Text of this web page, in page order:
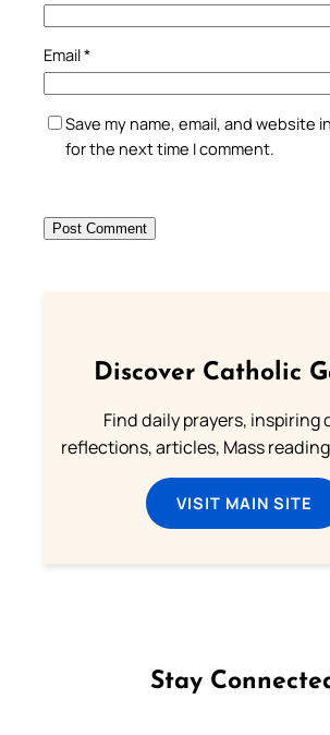
Email*
Save my name, email, and website
for the next time I comment.
Discover Catholic
Find daily prayers, inspiring
reflections, articles, Mass
VISIT MAIN SITE
Stay